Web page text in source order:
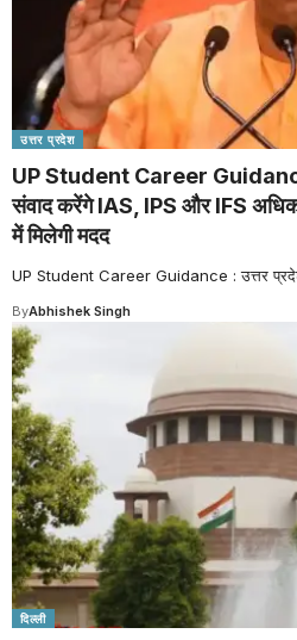
उत्तर प्रदेश
UP Student Career Guidance
संवाद करेंगे IAS, IPS और IFS
में मिलेगी मदद
UP Student Career Guidance : उत्तर प्रदेश
ByAbhishek Singh
दिल्ली